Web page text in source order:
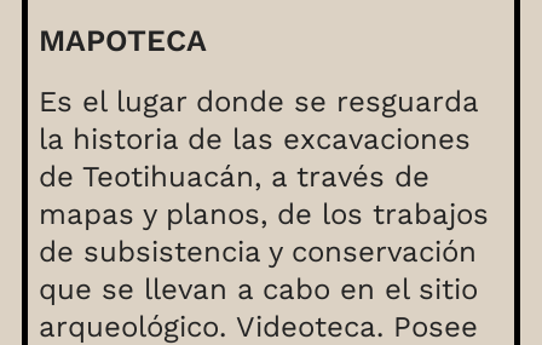
MAPOTECA
Es el lugar donde se resguarda
la historia de las excavaciones
de Teotihuacán, a través de
mapas y planos, de los trabajos
de subsistencia y conservación
que se llevan a cabo en el sitio
arqueológico. Videoteca. Posee